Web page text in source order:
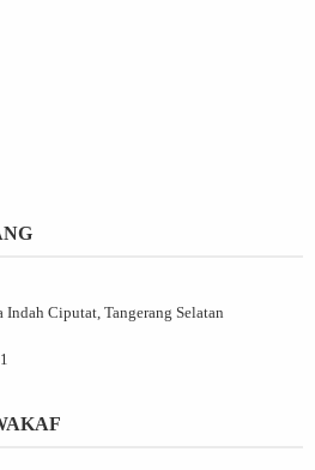
Indah Ciputat, Tangerang Selatan